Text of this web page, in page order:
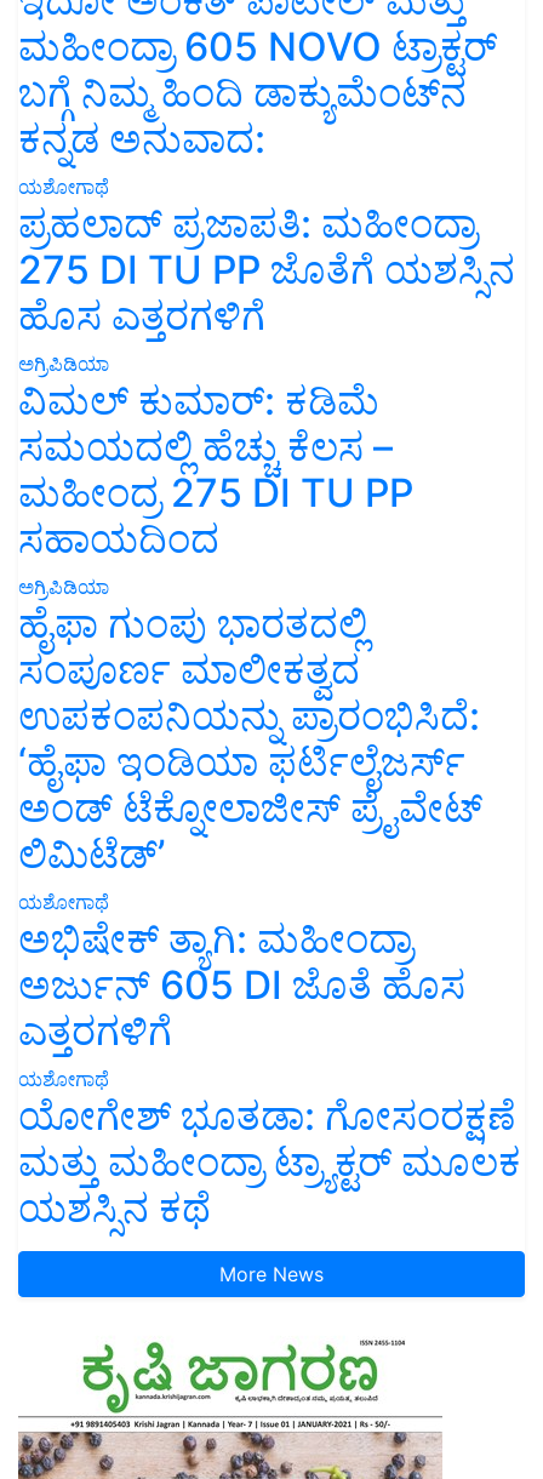
ಮಹೀಂದ್ರಾ 605 NOVO ಟ್ರಾಕ್ಟರ್
ಬಗ್ಗೆ ನಿಮ್ಮ ಹಿಂದಿ ಡಾಕ್ಯುಮೆಂಟ್‌ನ
ಕನ್ನಡ ಅನುವಾದ:
ಯಶೋಗಾಥೆ
ಪ್ರಹಲಾದ್ ಪ್ರಜಾಪತಿ: ಮಹೀಂದ್ರಾ
275 DI TU PP ಜೊತೆಗೆ ಯಶಸ್ಸಿನ
ಹೊಸ ಎತ್ತರಗಳಿಗೆ
ಅಗ್ರಿಪಿಡಿಯಾ
ವಿಮಲ್ ಕುಮಾರ್: ಕಡಿಮೆ
ಸಮಯದಲ್ಲಿ ಹೆಚ್ಚು ಕೆಲಸ –
ಮಹೀಂದ್ರ 275 DI TU PP
ಸಹಾಯದಿಂದ
ಅಗ್ರಿಪಿಡಿಯಾ
ಹೈಫಾ ಗುಂಪು ಭಾರತದಲ್ಲಿ
ಸಂಪೂರ್ಣ ಮಾಲೀಕತ್ವದ
ಉಪಕಂಪನಿಯನ್ನು ಪ್ರಾರಂಭಿಸಿದೆ:
‘ಹೈಫಾ ಇಂಡಿಯಾ ಫರ್ಟಿಲೈಜರ್ಸ್
ಅಂಡ್ ಟೆಕ್ನೋಲಾಜೀಸ್ ಪ್ರೈವೇಟ್
ಲಿಮಿಟೆಡ್’
ಯಶೋಗಾಥೆ
ಅಭಿಷೇಕ್ ತ್ಯಾಗಿ: ಮಹೀಂದ್ರಾ
ಅರ್ಜುನ್ 605 DI ಜೊತೆ ಹೊಸ
ಎತ್ತರಗಳಿಗೆ
ಯಶೋಗಾಥೆ
ಯೋಗೇಶ್ ಭೂತಡಾ: ಗೋಸಂರಕ್ಷಣೆ
ಮತ್ತು ಮಹೀಂದ್ರಾ ಟ್ರ್ಯಾಕ್ಟರ್ ಮೂಲಕ
ಯಶಸ್ಸಿನ ಕಥೆ
More News